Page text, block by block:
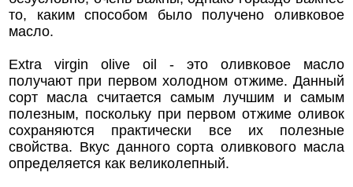
то, каким способом было получено оливковое
масло.
Extra virgin olive oil - это оливковое масло
получают при первом холодном отжиме. Данный
сорт масла считается самым лучшим и самым
полезным, поскольку при первом отжиме оливок
сохраняются практически все их полезные
свойства. Вкус данного сорта оливкового масла
определяется как великолепный.